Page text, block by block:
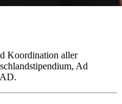
Koordination aller
Ad